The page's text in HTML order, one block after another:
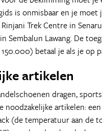
is onmisbaar en je moet
Trek Centre in
Sembalun Lawang. De
betaal je als je op
artikelen
dragen,
noodzakelijke artikelen:
(de temperatuur aan de